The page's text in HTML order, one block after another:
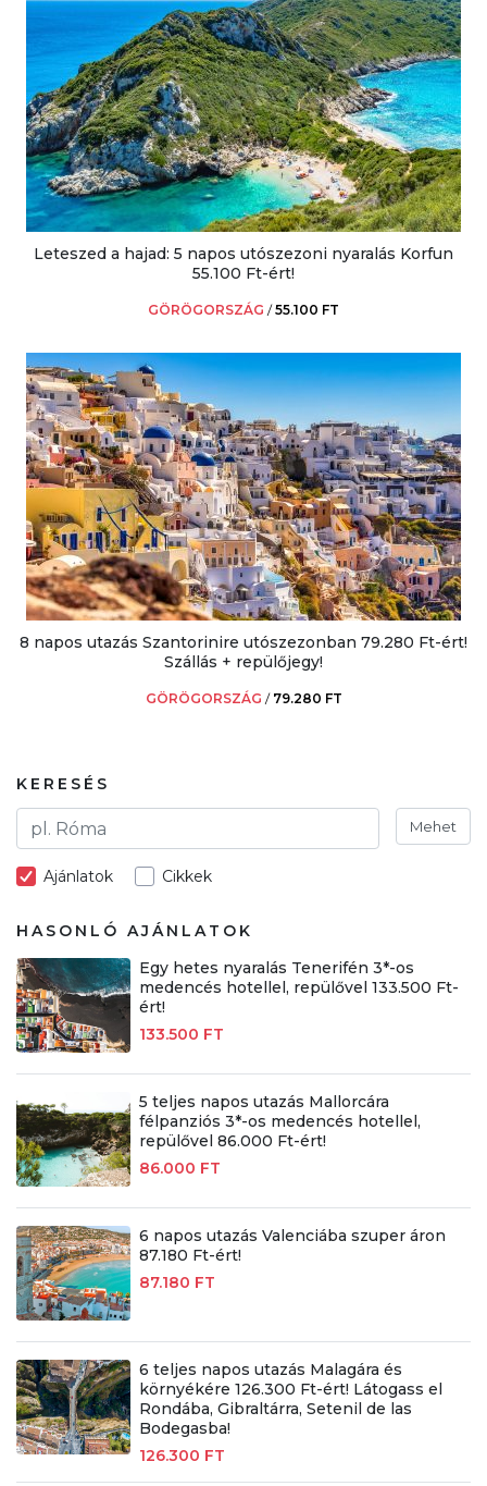
Leteszed a hajad: 5 napos utószezoni nyaralás Korfun
55.100 Ft-ért!
GÖRÖGORSZÁG /55.100 FT
8 napos utazás Szantorinire utószezonban 79.280 Ft-ért!
Szállás + repülőjegy!
GÖRÖGORSZÁG / 79.280 FT
KERESÉS
Mehet
Ajánlatok Cikkek
HASONLÓ AJÁNLATOK
Egy hetes nyaralás Tenerifén 3*-os
medencés hotellel, repülővel 133.500 Ft-
ért!
133.500 FT
5 teljes napos utazás Mallorcára
félpanziós 3*-os medencés hotellel,
repülővel 86.000 Ft-ért!
86.000 FT
6 napos utazás Valenciába szuper áron
87.180 Ft-ért!
87.180 FT
6 teljes napos utazás Malagára és
környékére 126.300 Ft-ért! Látogass el
Rondába, Gibraltárra, Setenil de las
Bodegasba!
126.300 FT